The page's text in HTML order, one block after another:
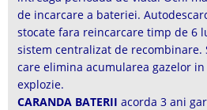
de incarcare a bateriei.
stocate fara reincarcare timp de 6
sistem centralizat de recombinare.
care elimina acumularea gazelor
explozie.
CARANDA BATERII acorda 3 ani